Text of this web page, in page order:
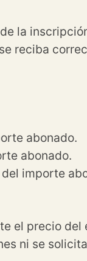
la
reciba
abonado.
abonado.
importe
el precio del
ni se